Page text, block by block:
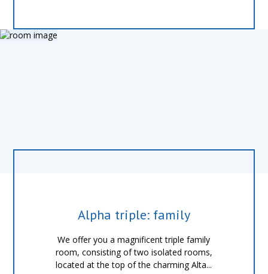
Alpha triple: family
We offer you a magnificent triple family
room, consisting of two isolated rooms,
located at the top of the charming Alta...